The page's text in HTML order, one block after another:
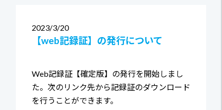
2023 3/20
【web記録証】の発行について
Web記録証【確定版】の発行を開始しまし
た。次のリンク先から記録証のダウンロード
を行うことができます。